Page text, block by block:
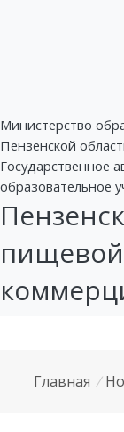
Министерство
Пензенской
Государственное
образовательное
Главная /